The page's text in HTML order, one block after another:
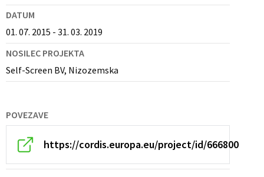
DATUM
01. 07. 2015 - 31. 03. 2019
NOSILEC PROJEKTA
Self-Screen BV, Nizozemska
POVEZAVE
https://cordis.europa.eu/project/id/666800